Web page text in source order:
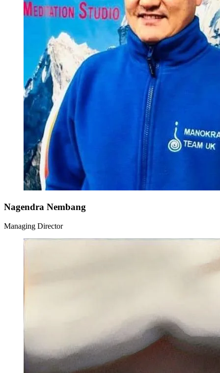
Nagendra Nembang
Managing Director